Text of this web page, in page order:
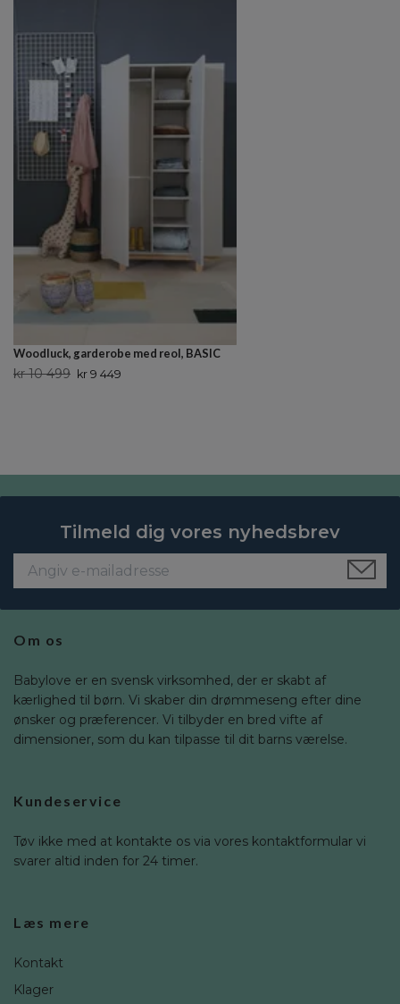
Woodluck, garderobe med reol, BASIC
kr 10 499 kr 9 449
Tilmeld dig vores nyhedsbrev
Om os
Babylove er en svensk virksomhed, der er skabt af
kærlighed til børn. Vi skaber din drømmeseng efter dine
ønsker og præferencer. Vi tilbyder en bred vifte af
dimensioner, som du kan tilpasse til dit barns værelse.
Kundeservice
Tøv ikke med at kontakte os via vores kontaktformular vi
svarer altid inden for 24 timer.
Læs mere
Kontakt
Klager